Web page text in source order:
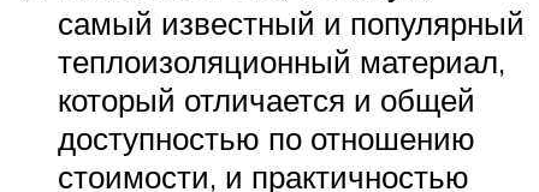
самый известный и популярный
теплоизоляционный материал,
который отличается и общей
доступностью по отношению
стоимости, и практичностью